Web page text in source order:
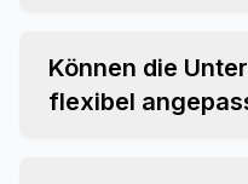
Können die
flexibel